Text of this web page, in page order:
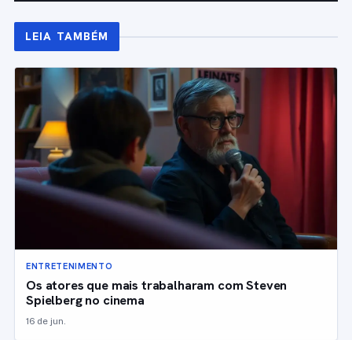
LEIA TAMBÉM
ENTRETENIMENTO
Os atores que mais trabalharam com Steven
Spielberg no cinema
16 de jun.